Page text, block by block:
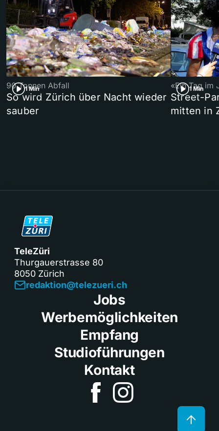
1 Min
90 Tonnen Abfall
So wird Zürich über Nacht wieder
sauber
1 Min
«Ein Tag im
Street-
mitten in
TeleZüri
Thurgauerstrasse 80
8050 Zürich
redaktion@telezueri.ch
Jobs
Werbemöglichkeiten
Empfang
Studioführungen
Kontakt